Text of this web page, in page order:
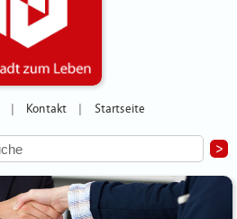
Kontakt Startseite